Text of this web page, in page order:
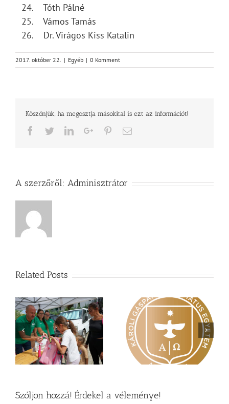
Tóth Pálné
Vámos Tamás
Dr. Virágos Kiss Katalin
2017. október 22. | Egyéb | 0 Komment
Köszönjük, ha megosztja másokkal is ezt az információt!
Facebook
TwitterLinkedInGoogle+PinterestEmail
A szerzőről: Adminisztrátor
Related Posts
Nagy érdeklődés övezi
a Károli képzéseit
Vasárnapi üzenet –
Zsoltárok 149
Szóljon hozzá! Érdekel a véleménye!